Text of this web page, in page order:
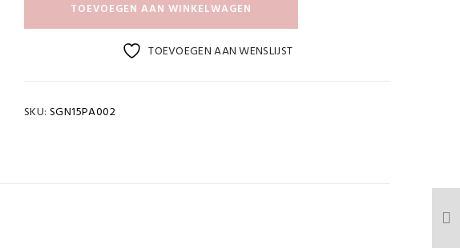
TOEVOEGEN AAN WINKELWAGEN
TOEVOEGEN AAN WENSLIJST
SKU: SGN15PA002